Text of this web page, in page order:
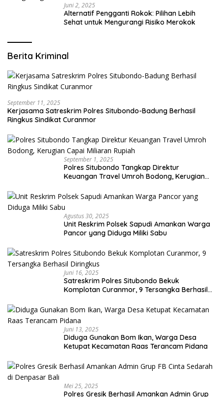
Juni 2, 2025
Alternatif Pengganti Rokok: Pilihan Lebih
Sehat untuk Mengurangi Risiko Merokok
Berita Kriminal
September 11, 2025
Kerjasama Satreskrim Polres Situbondo-Badung Berhasil
Ringkus Sindikat Curanmor
September 1, 2025
Polres Situbondo Tangkap Direktur
Keuangan Travel Umroh Bodong, Kerugian
Agustus 30, 2025
Unit Reskrim Polsek Sapudi Amankan Warga
Pancor yang Diduga Miliki Sabu
Juni 16, 2025
Satreskrim Polres Situbondo Bekuk
Komplotan Curanmor, 9 Tersangka Berhasil
Juni 13, 2025
Diduga Gunakan Bom Ikan, Warga Desa
Ketupat Kecamatan Raas Terancam Pidana
Mei 25, 2025
Polres Gresik Berhasil Amankan Admin Grup